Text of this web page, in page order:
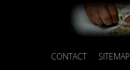
CONTACT SITEMAP